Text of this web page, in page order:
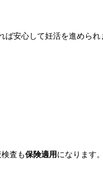
安心して妊活を進められ
査も保険適用 になります。